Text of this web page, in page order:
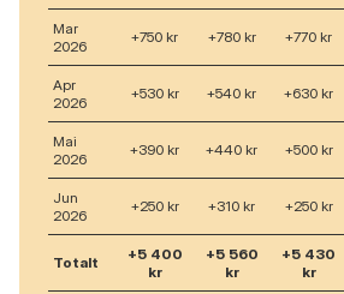
Mar
2026
+750 kr +780 kr +770 kr
Apr
2026
+530 kr +540 kr +630 kr
Mai
2026
+390 kr +440 kr +500 kr
Jun
2026
+250 kr +310 kr +250 kr
Totalt
+5 400
kr
+5 560
kr
+5 430
kr